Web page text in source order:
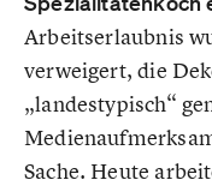
Arbeitserlaubnis
verweigert, die
„landestypisch“
Sache. Heute